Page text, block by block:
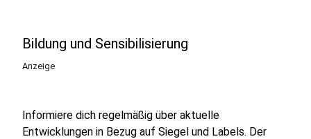
Bildung und Sensibilisierung
Anzeige
Informiere dich regelmäßig über aktuelle
Entwicklungen in Bezug auf Siegel und Labels. Der